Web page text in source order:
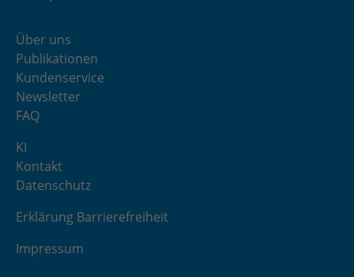
Über uns
Publikationen
Kundenservice
Newsletter
FAQ
KI
Kontakt
Datenschutz
Erklärung Barrierefreiheit
Impressum